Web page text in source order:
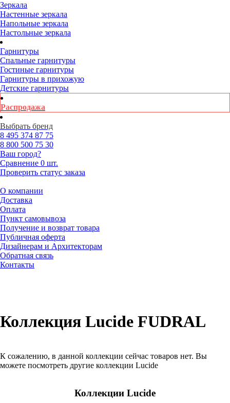
Зеркала
Настенные зеркала
Напольные зеркала
Настольные зеркала
Гарнитуры
Спальные гарнитуры
Гостиные гарнитуры
Гарнитуры в прихожую
Детские гарнитуры
Распродажа
Выбрать бренд
8 495 374 87 75
8 800 500 75 30
Ваш город?
Сравнение 0 шт.
Проверить статус заказа
О компании
Доставка
Оплата
Пункт самовывоза
Получение и возврат товара
Публичная оферта
Дизайнерам и Архитекторам
Обратная связь
Контакты
Коллекция Lucide FUDRAL
К сожалению, в данной коллекции сейчас товаров нет. Вы
можете посмотреть другие коллекции Lucide
Коллекции Lucide